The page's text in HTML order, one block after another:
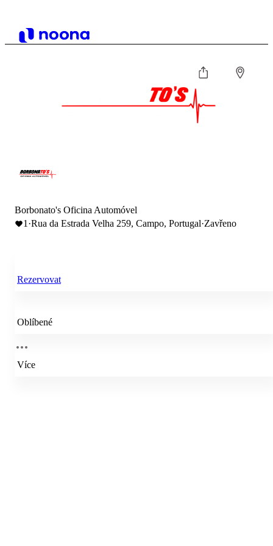
Borbonato's Oficina Automóvel
1 ·Rua da Estrada Velha 259, Campo, Portugal·Zavřeno
Rezervovat
Oblíbené
Více